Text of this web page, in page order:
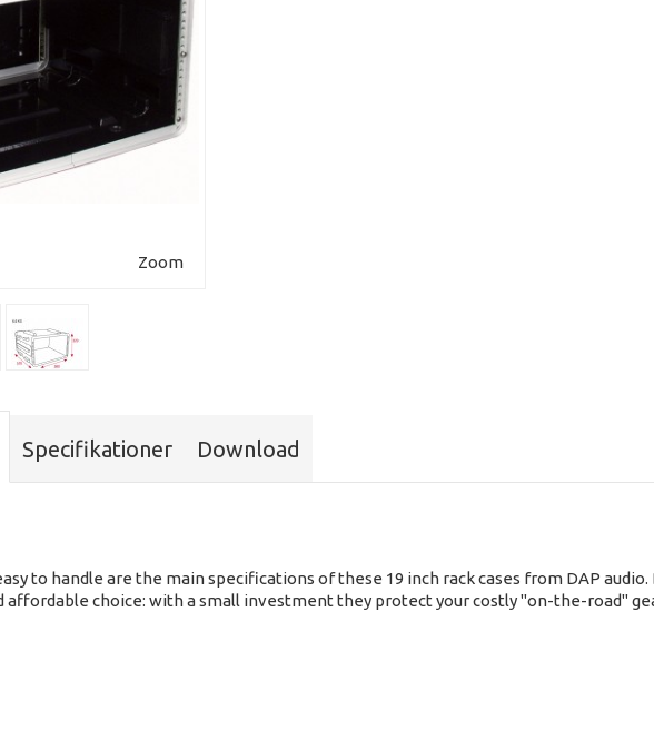
Zoom
Specifikationer Download
to handle are the main specifications of these 19 inch rack cases from DAP
affordable choice: with a small investment they protect your costly "on-the-road"